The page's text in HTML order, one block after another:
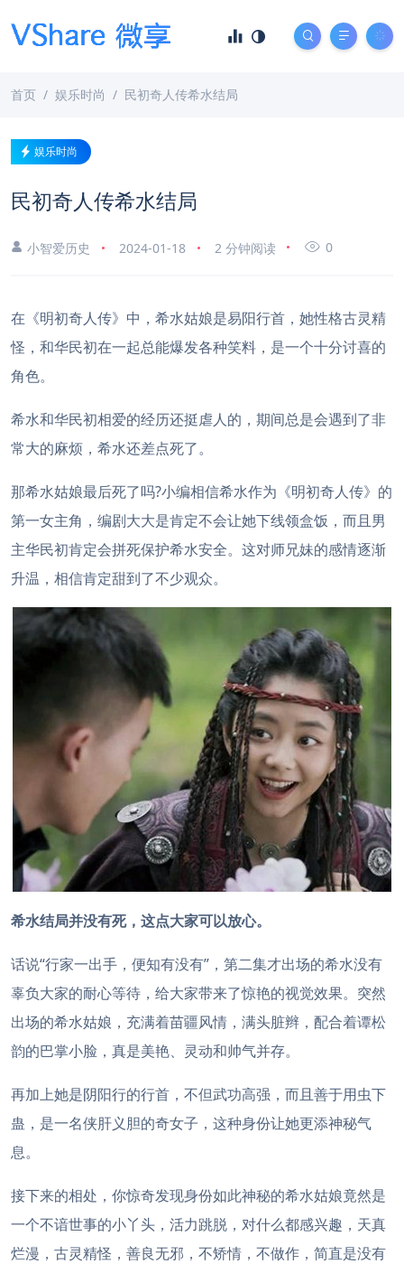
首页 娱乐时尚 民初奇人传希水结局
娱乐时尚
民初奇人传希水结局
小智爱历史 2024-01-18 2 分钟阅读 0
在《明初奇人传》中，希水姑娘是易阳行首，她性格古灵精
怪，和华民初在一起总能爆发各种笑料，是一个十分讨喜的
角色。
希水和华民初相爱的经历还挺虐人的，期间总是会遇到了非
常大的麻烦，希水还差点死了。
那希水姑娘最后死了吗?小编相信希水作为《明初奇人传》的
第一女主角，编剧大大是肯定不会让她下线领盒饭，而且男
主华民初肯定会拼死保护希水安全。这对师兄妹的感情逐渐
升温，相信肯定甜到了不少观众。
希水结局并没有死，这点大家可以放心。
话说“行家一出手，便知有没有”，第二集才出场的希水没有
辜负大家的耐心等待，给大家带来了惊艳的视觉效果。突然
出场的希水姑娘，充满着苗疆风情，满头脏辫，配合着谭松
韵的巴掌小脸，真是美艳、灵动和帅气并存。
再加上她是阴阳行的行首，不但武功高强，而且善于用虫下
蛊，是一名侠肝义胆的奇女子，这种身份让她更添神秘气
息。
接下来的相处，你惊奇发现身份如此神秘的希水姑娘竟然是
一个不谙世事的小丫头，活力跳脱，对什么都感兴趣，天真
烂漫，古灵精怪，善良无邪，不矫情，不做作，简直是没有